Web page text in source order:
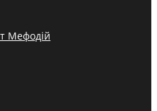
Мефодій